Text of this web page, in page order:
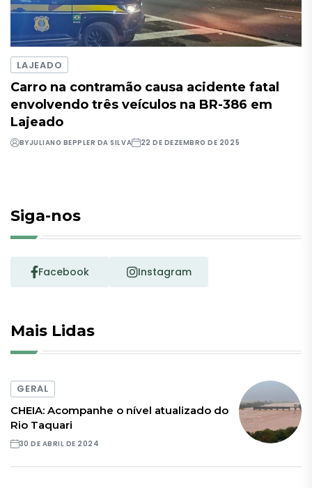
LAJEADO
Carro na contramão causa acidente fatal
envolvendo três veículos na BR-386 em
Lajeado
BYJULIANO BEPPLER DA SILVA 22 DE DEZEMBRO DE 2025
Siga-nos
Facebook Instagram
Mais Lidas
GERAL
CHEIA: Acompanhe o nível atualizado do
Rio Taquari
30 DE ABRIL DE 2024